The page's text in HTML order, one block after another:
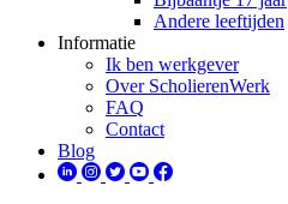
Andere leeftijden
Informatie
Ik ben werkgever
Over ScholierenWerk
FAQ
Contact
Blog